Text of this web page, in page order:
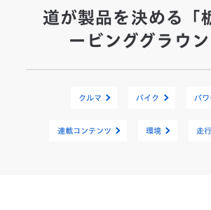
道が製品を決める「
ービンググラウン
クルマ バイク パ
連載コンテンツ 環境 走